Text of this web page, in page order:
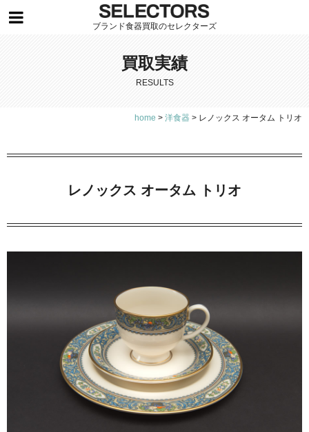
ブランド食器買取のセレクターズ
買取実績
RESULTS
home > 洋食器 > レノックス オータム トリオ
レノックス オータム トリオ